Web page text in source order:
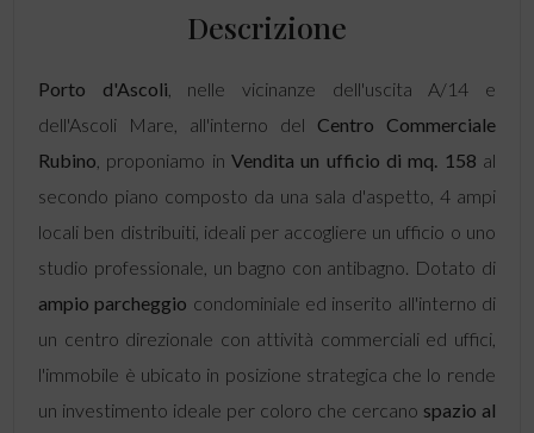
Descrizione
Porto d'Ascoli , nelle vicinanze dell'uscita A/14 e
dell'Ascoli Mare, all'interno del Centro Commerciale
Rubino , proponiamo inVendita un ufficio di mq. 158 al
secondo piano composto da una sala d'aspetto, 4 ampi
locali ben distribuiti, ideali per accogliere un ufficio o uno
studio professionale, un bagno con antibagno. Dotato di
ampio parcheggio condominiale ed inserito all'interno di
un centro direzionale con attività commerciali ed uffici,
l'immobile è ubicato in posizione strategica che lo rende
un investimento ideale per coloro che cercano spazio al